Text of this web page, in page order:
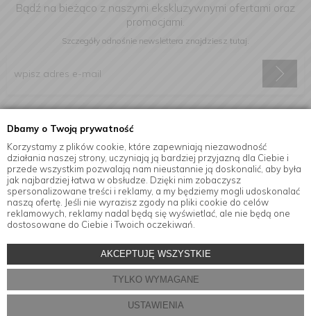
Dbamy o Twoją prywatność
Korzystamy z plików cookie, które zapewniają niezawodność
działania naszej strony, uczyniają ją bardziej przyjazną dla Ciebie i
przede wszystkim pozwalają nam nieustannie ją doskonalić, aby była
jak najbardziej łatwa w obsłudze. Dzięki nim zobaczysz
spersonalizowane treści i reklamy, a my będziemy mogli udoskonalać
naszą ofertę. Jeśli nie wyrazisz zgody na pliki cookie do celów
reklamowych, reklamy nadal będą się wyświetlać, ale nie będą one
dostosowane do Ciebie i Twoich oczekiwań.
AKCEPTUJĘ WSZYSTKIE
TYLKO WYMAGANE
USTAWIENIA
Bądź na bieżąco z naszymi ekskluzywnymi ofertami oraz
promocjami.
Szczegóły odnośnie newslettera znajdziesz tutaj.
elektroniczną na podany adres e-mail.
Informacje
Akcesoria kuchenne w sklepie internetowym MensaHome.eu
Projekt i oprogramowanie sklepu:ebexo